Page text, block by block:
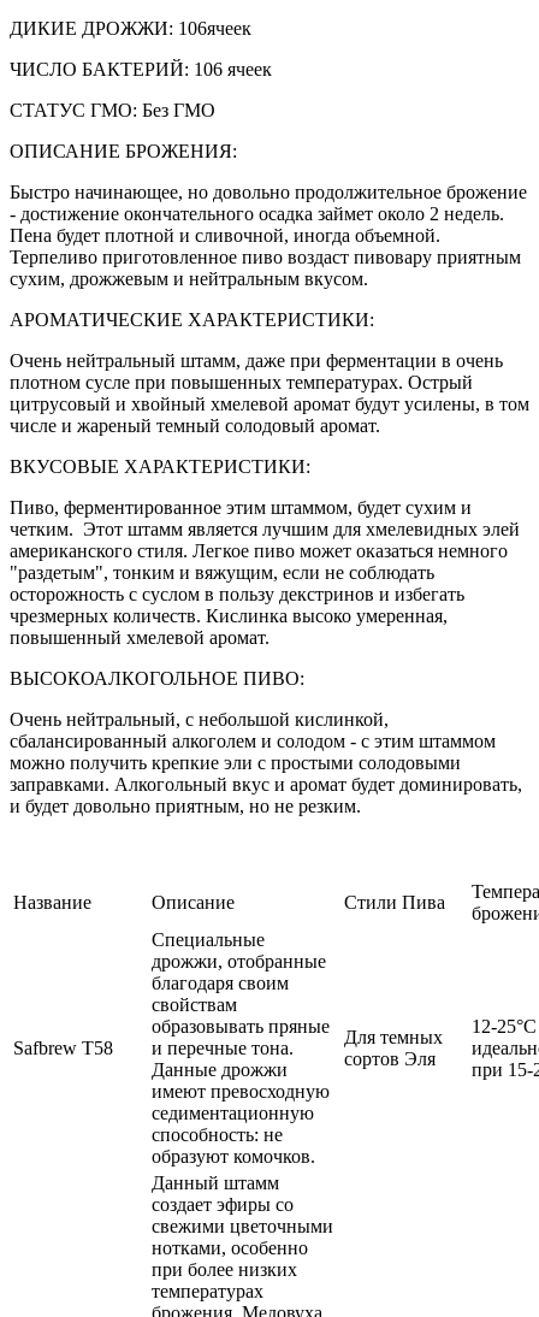
ДИКИЕ ДРОЖЖИ: 106ячеек
ЧИСЛО БАКТЕРИЙ: 106 ячеек
СТАТУС ГМО: Без ГМО
ОПИСАНИЕ БРОЖЕНИЯ:
Быстро начинающее, но довольно продолжительное брожение
- достижение окончательного осадка займет около 2 недель.
Пена будет плотной и сливочной, иногда объемной.
Терпеливо приготовленное пиво воздаст пивовару приятным
сухим, дрожжевым и нейтральным вкусом.
АРОМАТИЧЕСКИЕ ХАРАКТЕРИСТИКИ:
Очень нейтральный штамм, даже при ферментации в очень
плотном сусле при повышенных температурах. Острый
цитрусовый и хвойный хмелевой аромат будут усилены, в том
числе и жареный темный солодовый аромат.
ВКУСОВЫЕ ХАРАКТЕРИСТИКИ:
Пиво, ферментированное этим штаммом, будет сухим и
четким. Этот штамм является лучшим для хмелевидных элей
американского стиля. Легкое пиво может оказаться немного
"раздетым", тонким и вяжущим, если не соблюдать
осторожность с суслом в пользу декстринов и избегать
чрезмерных количеств. Кислинка высоко умеренная,
повышенный хмелевой аромат.
ВЫСОКОАЛКОГОЛЬНОЕ ПИВО:
Очень нейтральный, с небольшой кислинкой,
сбалансированный алкоголем и солодом - с этим штаммом
можно получить крепкие эли с простыми солодовыми
заправками. Алкогольный вкус и аромат будет доминировать,
и будет довольно приятным, но не резким.
Название Описание Стили Пива
Safbrew Т58
Специальные
дрожжи, отобранные
благодаря своим
свойствам
образовывать пряные
и перечные тона.
Данные дрожжи
имеют превосходную
седиментационную
способность: не
образуют комочков.
Для темных
сортов Эля
12-25°C
при 15-
Данный штамм
создает эфиры со
свежими цветочными
нотками, особенно
при более низких
температурах
брожения. Медовуха